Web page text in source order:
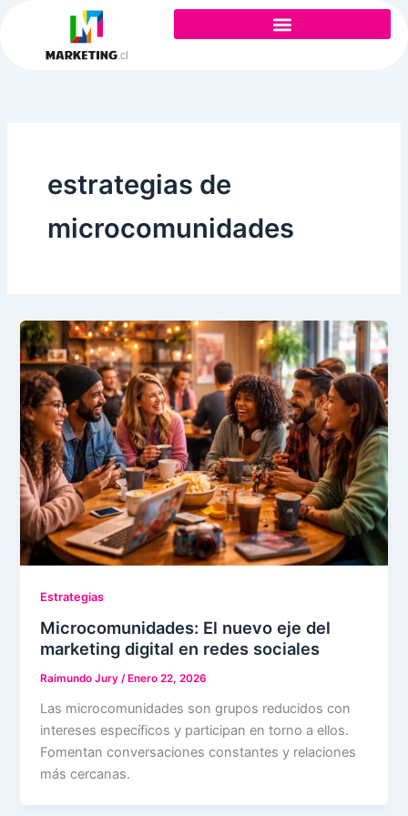
contenido
estrategias de
microcomunidades
Estrategias
Microcomunidades: El nuevo eje del
marketing digital en redes sociales
Raimundo Jury/ Enero 22, 2026
Las microcomunidades son grupos reducidos con
intereses específicos y participan en torno a ellos.
Fomentan conversaciones constantes y relaciones
más cercanas.